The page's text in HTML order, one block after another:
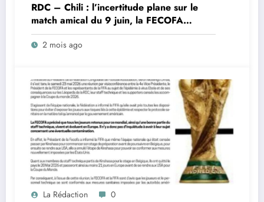
RDC – Chili : l’incertitude plane sur le
match amical du 9 juin, la FECOFA
engage des démarches urgentes
2 mois ago
La Rédaction 0